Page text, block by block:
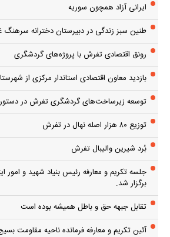
ایرانی آزاد همچون سوریه
طنین سبز زندگی در دبیرستان دخترانه سرهنگ
رونق اقتصادی تفرش با پروژه‌های گردشگری
بازدید معاون اقتصادی استاندار مرکزی از
توسعه زیرساخت‌های گردشگری تفرش در دستور
توزیع ۸۰ هزار اصله نهال در تفرش
بُرد شیرین والیبال تفرش
جلسه تکریم و معارفه رئیس بنیاد شهید و امور
برگزار شد.
تقابل جبهه حق و باطل همیشه بوده است
آئین تکریم و معارفه فرمانده ناحیه مقاومت